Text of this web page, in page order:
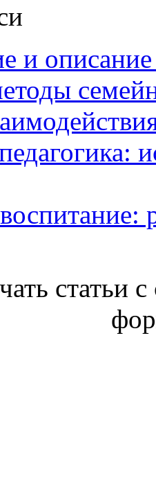
и описание
статьи